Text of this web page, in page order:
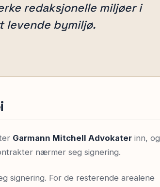
redaksjonelle miljøer i
levende bymiljø.
Garmann Mitchell Advokater inn, og
nærmer seg signering.
signering. For de resterende arealene